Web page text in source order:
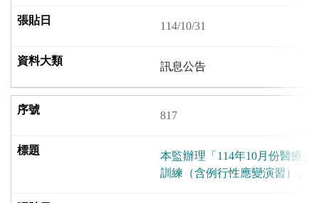
114/10/31
訊息公告
817
本監辦理「114年10月份醫療
訓練（含例行性應變演習）」